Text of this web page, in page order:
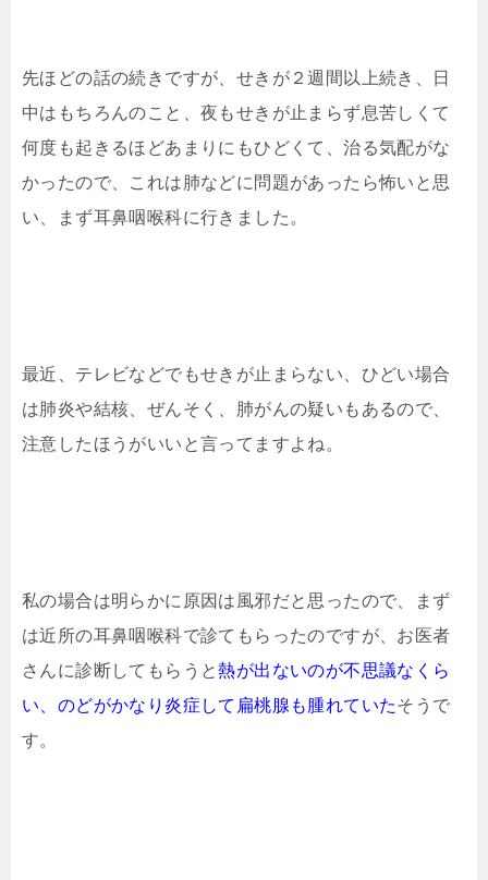
先ほどの話の続きですが、せきが２週間以上続き、日
中はもちろんのこと、夜もせきが止まらず息苦しくて
何度も起きるほどあまりにもひどくて、治る気配がな
かったので、これは肺などに問題があったら怖いと思
い、まず耳鼻咽喉科に行きました。
最近、テレビなどでもせきが止まらない、ひどい場合
は肺炎や結核、ぜんそく、肺がんの疑いもあるので、
注意したほうがいいと言ってますよね。
私の場合は明らかに原因は風邪だと思ったので、まず
は近所の耳鼻咽喉科で診てもらったのですが、お医者
さんに診断してもらうと熱が出ないのが不思議なくら
い、のどがかなり炎症して扁桃腺も腫れていたそうで
す。